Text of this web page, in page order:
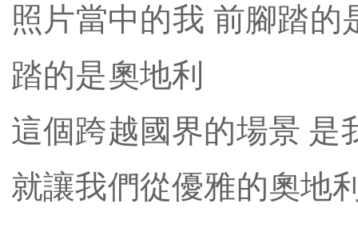
照片當中的我 前腳踏
踏的是奧地利
這個跨越國界的場景
就讓我們從優雅的奧地